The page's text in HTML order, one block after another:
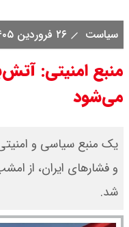
سیاست ۲۶ فروردین ۱۴۰۵
منبع امنیتی:
می‌شود
یک منبع سیاسی و امنیتی
و فشارهای ایران، از
شد.